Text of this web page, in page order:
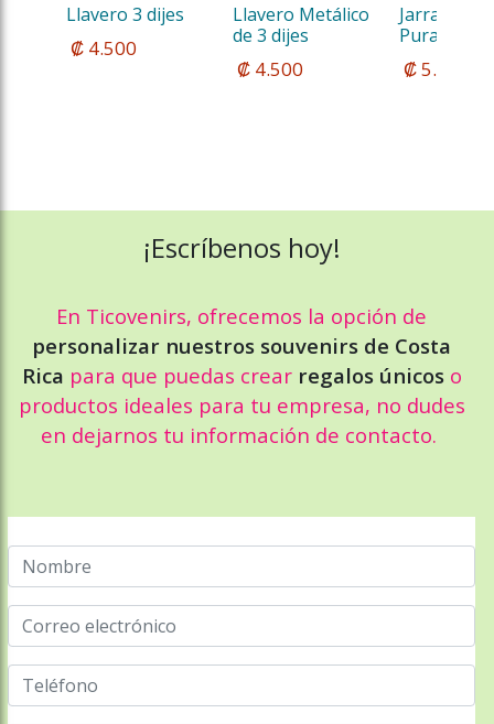
Llavero 3 dijes
₡ 4.500
Llavero Metálico
de 3 dijes
₡ 4.500
Jarra
Pura Vida 2
₡ 5.500
¡Escríbenos hoy!
En Ticovenirs, ofrecemos la opción de
personalizar nuestros souvenirs de Costa
Rica para que puedas crear regalos únicos o
productos ideales para tu empresa, no dudes
en dejarnos tu información de contacto.